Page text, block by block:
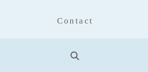
Contact